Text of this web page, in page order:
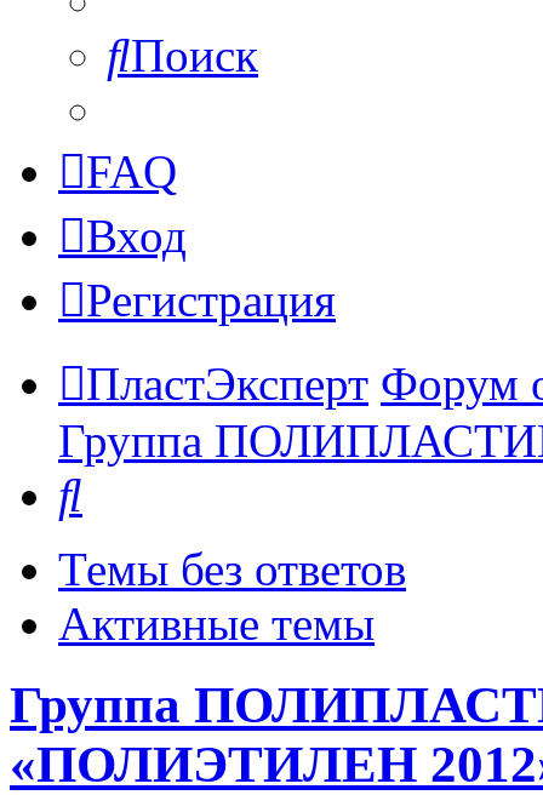
Поиск
FAQ
Вход
Регистрация
ПластЭксперт Форум
Группа
Темы без ответов
Активные темы
Группа
«ПОЛИЭТИЛЕН